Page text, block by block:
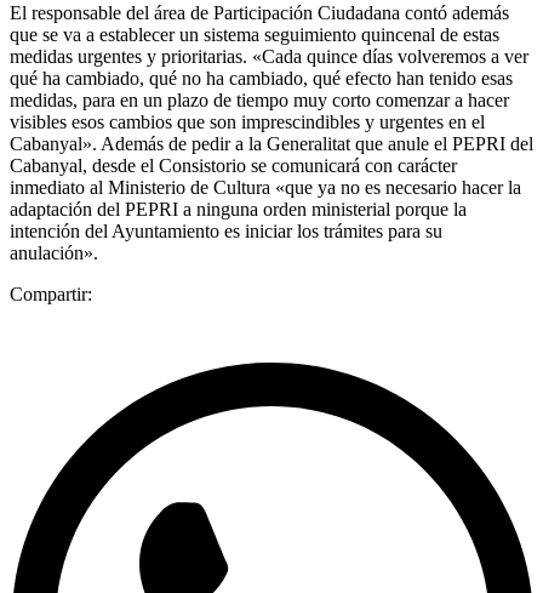
El responsable del área de Participación Ciudadana contó además
que se va a establecer un sistema seguimiento quincenal de estas
medidas urgentes y prioritarias. «Cada quince días volveremos a ver
qué ha cambiado, qué no ha cambiado, qué efecto han tenido esas
medidas, para en un plazo de tiempo muy corto comenzar a hacer
visibles esos cambios que son imprescindibles y urgentes en el
Cabanyal». Además de pedir a la Generalitat que anule el PEPRI del
Cabanyal, desde el Consistorio se comunicará con carácter
inmediato al Ministerio de Cultura «que ya no es necesario hacer la
adaptación del PEPRI a ninguna orden ministerial porque la
intención del Ayuntamiento es iniciar los trámites para su
anulación».
Compartir: